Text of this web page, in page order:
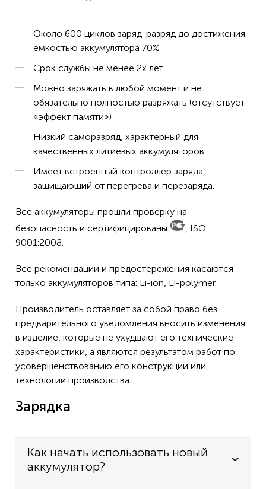
Около 600 циклов заряд-разряд до достижения
ёмкостью аккумулятора 70%
Срок службы не менее 2х лет
Можно заряжать в любой момент и не
обязательно полностью разряжать (отсутствует
«эффект памяти»)
Низкий саморазряд, характерный для
качественных литиевых аккумуляторов
Имеет встроенный контроллер заряда,
защищающий от перегрева и перезаряда.
Все аккумуляторы прошли проверку на
безопасность и сертифицированы
, ISO
9001:2008.
Все рекомендации и предостережения касаются
только аккумуляторов типа: Li-ion, Li-polymer.
Производитель оставляет за собой право без
предварительного уведомления вносить изменения
в изделие, которые не ухудшают его технические
характеристики, а являются результатом работ по
усовершенствованию его конструкции или
технологии производства.
Зарядка
Как начать использовать новый
аккумулятор?